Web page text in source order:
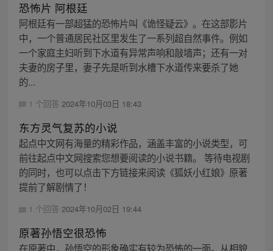
恐怖片 阿根廷
阿根廷有一部超猛的恐怖片叫《诡怪疑云》。在这部影片
中，一个普通居民社区里发生了一系列超自然事件。例如
一个家庭主妇听到下水道有异常声响和敲墙声；还有一对
夫妻的房子里，妻子先是听到水槽下水道传来要杀了她
的...
1 个回答 2024年10月03日 18:43
东方灵气复苏的小说
起点中文网有海量的精彩作品，涵盖丰富的小说类型，可
前往起点中文网搜索您想要阅读的小说书籍。 等待电视剧
的同时，也可以点击下方链接来阅读《狐妖小红娘》原著
提前了解剧情了！
1 个回答 2024年10月02日 19:44
原著孙悟空很恐怖
在原著中，孙悟空的形象确实有较为恐怖的一面。从相貌